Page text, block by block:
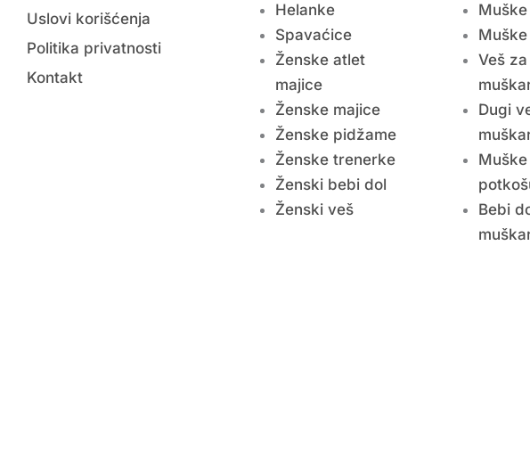
Uslovi korišćenja
Politika privatnosti
Kontakt
Helanke
Spavaćice
Ženske atlet
majice
Ženske majice
Ženske pidžame
Ženske trenerke
Ženski bebi dol
Ženski veš
Veš za
Dugi
Muške
Bebi